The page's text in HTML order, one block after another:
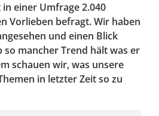
einer Umfrage 2.040
Vorlieben befragt. Wir haben
und einen Blick
mancher Trend hält was er
schauen wir, was unsere
in letzter Zeit so zu